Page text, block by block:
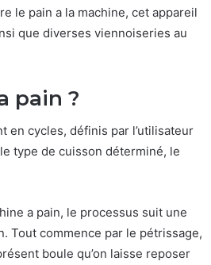
le pain a la machine, cet appareil
que diverses viennoiseries au
pain ?
en cycles, définis par l’utilisateur
type de cuisson déterminé, le
a pain, le processus suit une
Tout commence par le pétrissage,
boule qu’on laisse reposer